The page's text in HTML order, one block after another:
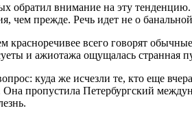
обратил внимание на эту
чем прежде. Речь идет не о
красноречивее всего говорят
и ажиотажа ощущалась странная
куда же исчезли те, кто еще
пропустила Петербургский